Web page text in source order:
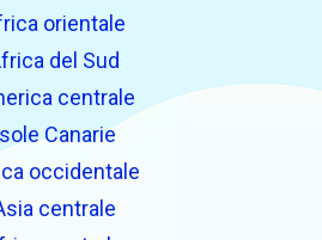
orientale
del Sud
centrale
Canarie
occidentale
centrale